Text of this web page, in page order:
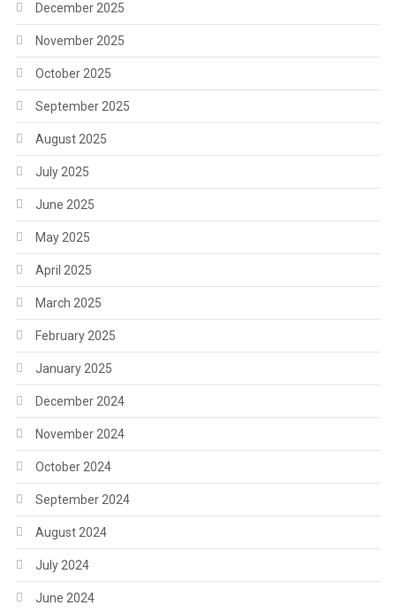
December 2025
November 2025
October 2025
September 2025
August 2025
July 2025
June 2025
May 2025
April 2025
March 2025
February 2025
January 2025
December 2024
November 2024
October 2024
September 2024
August 2024
July 2024
June 2024